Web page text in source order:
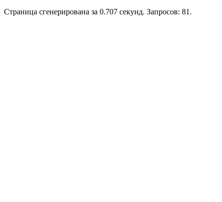
Страница сгенерирована за 0.707 секунд. Запросов: 81.